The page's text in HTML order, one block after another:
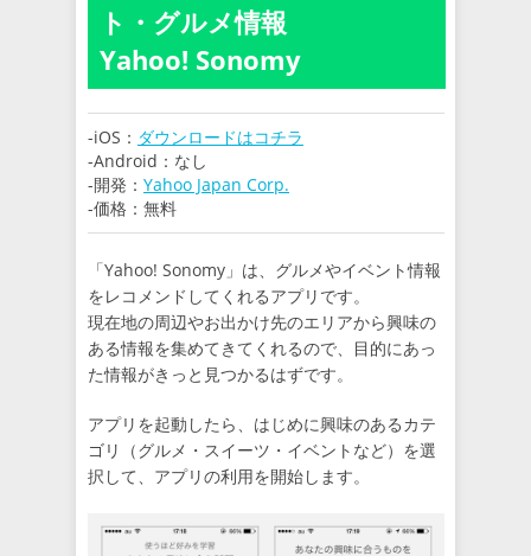
ト・グルメ情報
Yahoo! Sonomy
-iOS： ダウンロードはコチラ
-Android：なし
-開発： Yahoo Japan Corp.
-価格：無料
「Yahoo! Sonomy」は、グルメやイベント情報
をレコメンドしてくれるアプリです。
現在地の周辺やお出かけ先のエリアから興味の
ある情報を集めてきてくれるので、目的にあっ
た情報がきっと見つかるはずです。
アプリを起動したら、はじめに興味のあるカテ
ゴリ（グルメ・スイーツ・イベントなど）を選
択して、アプリの利用を開始します。